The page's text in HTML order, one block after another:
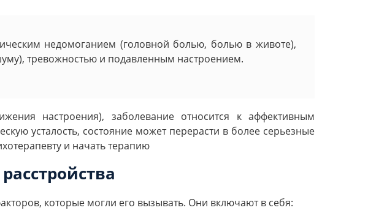
недомоганием (головной болью, болью в животе),
тревожностью и подавленным настроением.
настроения), заболевание относится к аффективным
усталость, состояние может перерасти в более серьезные
и начать терапию
которые могли его вызывать. Они включают в себя: